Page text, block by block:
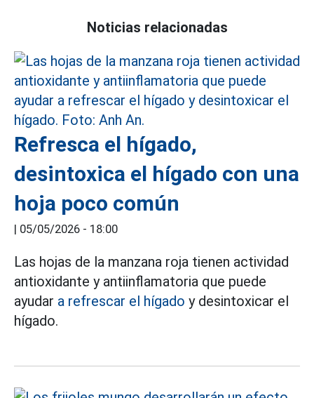
Noticias relacionadas
Refresca el hígado,
desintoxica el hígado con una
hoja poco común
| 05/05/2026 - 18:00
Las hojas de la manzana roja tienen actividad
antioxidante y antiinflamatoria que puede
ayudar a refrescar el hígado y desintoxicar el
hígado.